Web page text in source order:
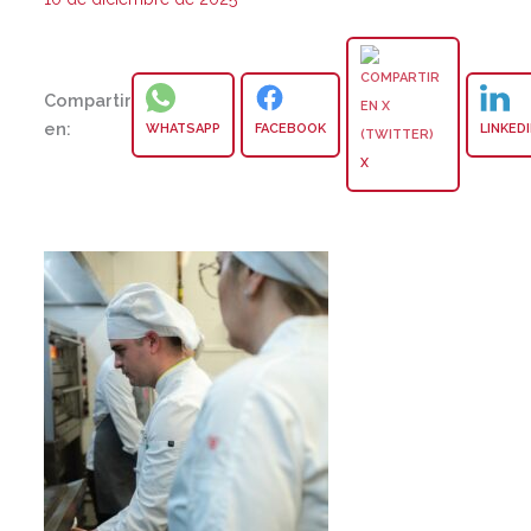
Compartir
en:
WHATSAPP FACEBOOK
X